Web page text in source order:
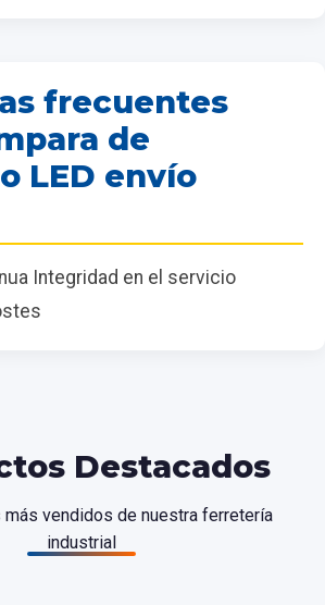
frecuentes
de
LED envío
Integridad en el servicio
Destacados
vendidos de nuestra ferretería
industrial